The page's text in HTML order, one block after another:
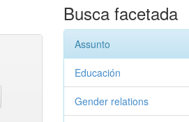
Busca facetada
Assunto
Educación
Gender relations